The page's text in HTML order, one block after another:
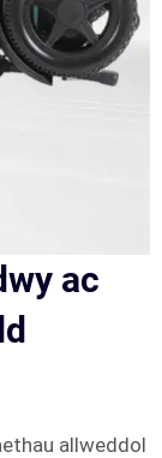
ac
allweddol